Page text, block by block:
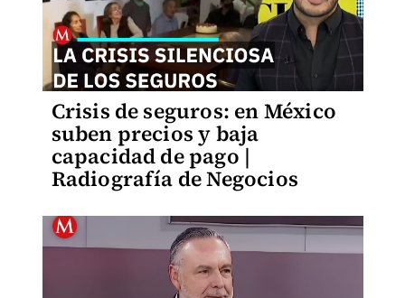
Crisis de seguros: en México
suben precios y baja
capacidad de pago |
Radiografía de Negocios